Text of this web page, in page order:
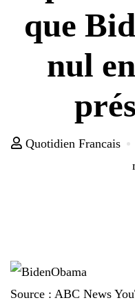
que
nul
Quotidien Francais
Source : ABC News